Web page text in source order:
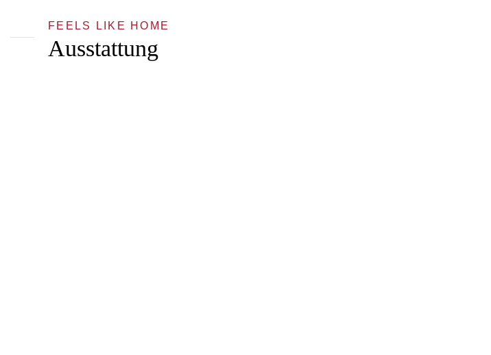
FEELS LIKE HOME
Ausstattung